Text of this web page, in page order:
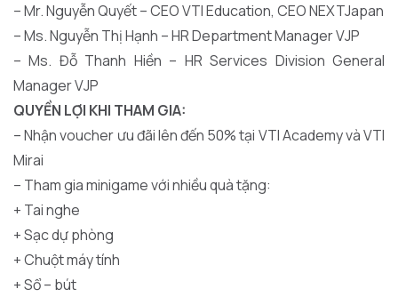
– Mr. Nguyễn Quyết – CEO VTI Education, CEO NEXTJapan
– Ms. Nguyễn Thị Hạnh – HR Department Manager VJP
– Ms. Đỗ Thanh Hiền – HR Services Division General
Manager VJP
QUYỀN LỢI KHI THAM GIA:
– Nhận voucher ưu đãi lên đến 50% tại VTI Academy và VTI
Mirai
– Tham gia minigame với nhiều quà tặng:
+ Tai nghe
+ Sạc dự phòng
+ Chuột máy tính
+ Sổ – bút